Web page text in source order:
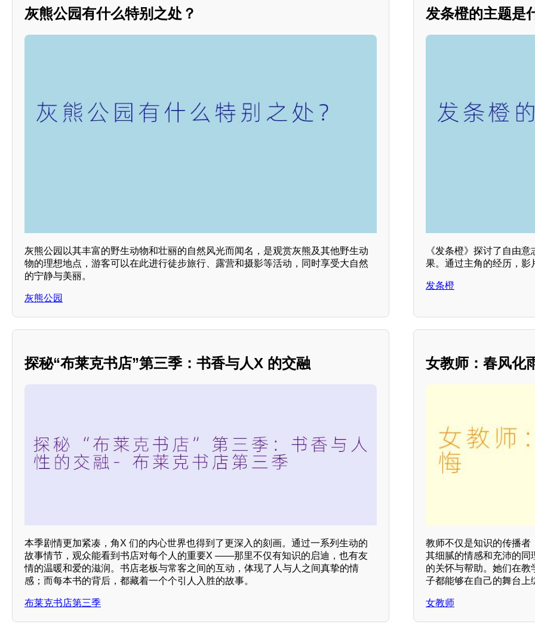
灰熊公园有什么特别之处？
灰熊公园以其丰富的野生动物和壮丽的自然风光而闻名，是观赏灰熊及其他野生动
物的理想地点，游客可以在此进行徒步旅行、露营和摄影等活动，同时享受大自然
的宁静与美丽。
灰熊公园
发条橙的主题是
《发条橙》探讨了自由
果。通过主角的经历，影
发条橙
探秘“布莱克书店”第三季：书香与人X 的交融
本季剧情更加紧凑，角X 们的内心世界也得到了更深入的刻画。通过一系列生动的
故事情节，观众能看到书店对每个人的重要X ——那里不仅有知识的启迪，也有友
情的温暖和爱的滋润。书店老板与常客之间的互动，体现了人与人之间真挚的情
感；而每本书的背后，都藏着一个个引人入胜的故事。
布莱克书店第三季
女教师：春风化
教师不仅是知识的传播者
其细腻的情感和充沛的同
的关怀与帮助。她们在
子都能够在自己的舞台上
女教师